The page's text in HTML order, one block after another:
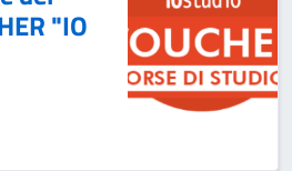
"IO
MINISTERO DELL'ISTRUZIONE E